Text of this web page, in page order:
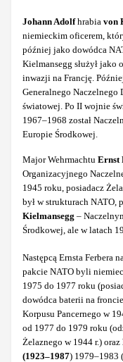
Johann Adolfhrabia von
niemieckim oficerem,
później jako dowódca
Kielmansegg służył jako
inwazji na Francję.
Generalnego
światowej. Po II wojnie
1967–1968 został
Europie Środkowej.
Major Wehrmachtu Ernst
Organizacyjnego
1945 roku, posiadacz
był w strukturach NATO,
Kielmansegg –
Środkowej, ale w latach
Następcą Ernsta Ferbera
pakcie NATO byli
1975 do 1977 roku
dowódca baterii na
Korpusu Pancernego w
od 1977 do 1979 roku
Żelaznego w 1944 r.) oraz
(1923‒1987) 1979–1983